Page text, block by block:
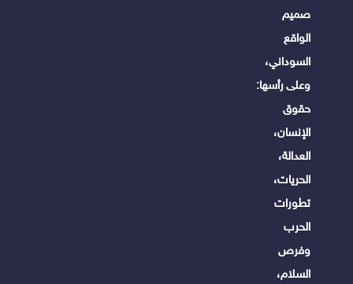
صميم
الواقع
السوداني،
وعلى رأسها:
حقوق
الإنسان،
العدالة،
الحريات،
تطورات
الحرب
وفرص
السلام،